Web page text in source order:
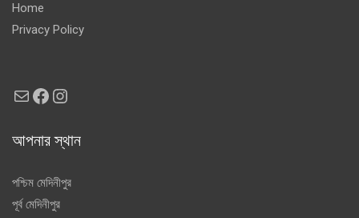
Home
Privacy Policy
MailFacebook
Instagram
আপনার স্থান
পশ্চিম মেদিনীপুর
পূর্ব মেদিনীপুর